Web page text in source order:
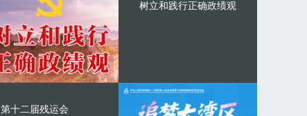
树立和践行正确政绩观
第十二届残运会